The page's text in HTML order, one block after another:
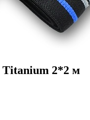
2*2 м